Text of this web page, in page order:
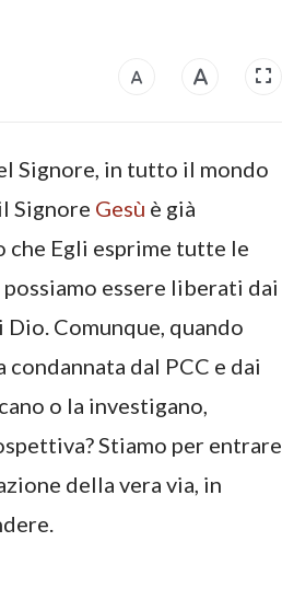
Signore, in tutto il mondo
Signore Gesù è già
Egli esprime tutte le
essere liberati dai
Dio. Comunque, quando
dal PCC e dai
o la investigano,
Stiamo per entrare
della vera via, in